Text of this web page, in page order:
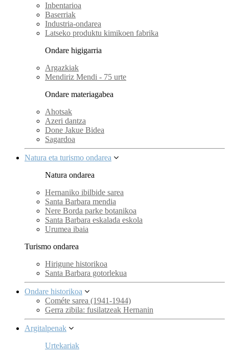
Inbentarioa
Baserriak
Industria-ondarea
Latseko produktu kimikoen fabrika
Ondare higigarria
Argazkiak
Mendiriz Mendi - 75 urte
Ondare materiagabea
Ahotsak
Azeri dantza
Done Jakue Bidea
Sagardoa
Natura eta turismo ondarea
Natura ondarea
Hernaniko ibilbide sarea
Santa Barbara mendia
Nere Borda parke botanikoa
Santa Barbara eskalada eskola
Urumea ibaia
Turismo ondarea
Hirigune historikoa
Santa Barbara gotorlekua
Ondare historikoa
Cométe sarea (1941-1944)
Gerra zibila: fusilatzeak Hernanin
Argitalpenak
Urtekariak